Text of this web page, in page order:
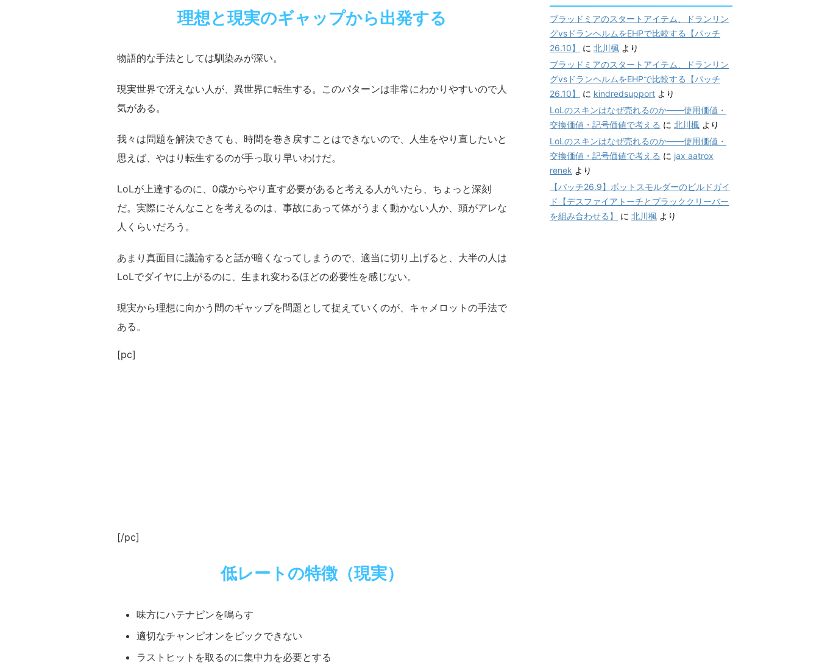
理想と現実のギャップから出発する
物語的な手法としては馴染みが深い。
現実世界で冴えない人が、異世界に転生する。このパターンは非常にわかりやすいので人
気がある。
我々は問題を解決できても、時間を巻き戻すことはできないので、人生をやり直したいと
思えば、やはり転生するのが手っ取り早いわけだ。
LoLが上達するのに、0歳からやり直す必要があると考える人がいたら、ちょっと深刻
だ。実際にそんなことを考えるのは、事故にあって体がうまく動かない人か、頭がアレな
人くらいだろう。
あまり真面目に議論すると話が暗くなってしまうので、適当に切り上げると、大半の人は
LoLでダイヤに上がるのに、生まれ変わるほどの必要性を感じない。
現実から理想に向かう間のギャップを問題として捉えていく のが、キャメロットの手法で
ある。
[pc]
[/pc]
低レートの特徴（現実）
味方にハテナピンを鳴らす
適切なチャンピオンをピックできない
ラストヒットを取るのに集中力を必要とする
ブラッドミアのスタートアイテム、ドランリン
グvsドランヘルムをEHPで比較する【パッチ
26.10】
に 北川楓 より
ブラッドミアのスタートアイテム、ドランリン
グvsドランヘルムをEHPで比較する【パッチ
26.10】
に kindredsupport より
LoLのスキンはなぜ売れるのか——使用価値・
交換価値・記号価値で考える に 北川楓 より
LoLのスキンはなぜ売れるのか——使用価値・
交換価値・記号価値で考える に jax aatrox
renek より
【パッチ26.9】ボットスモルダーのビルドガイ
ド【デスファイアトーチとブラッククリーバー
を組み合わせる】
に 北川楓 より